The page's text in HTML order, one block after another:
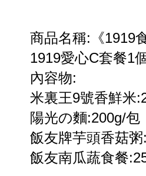
商品名稱:《1919
1919愛心C套餐1
內容物:
米裏王9號香鮮米
陽光の麵:200g/包
飯友牌芋頭香菇
飯友南瓜蔬食餐